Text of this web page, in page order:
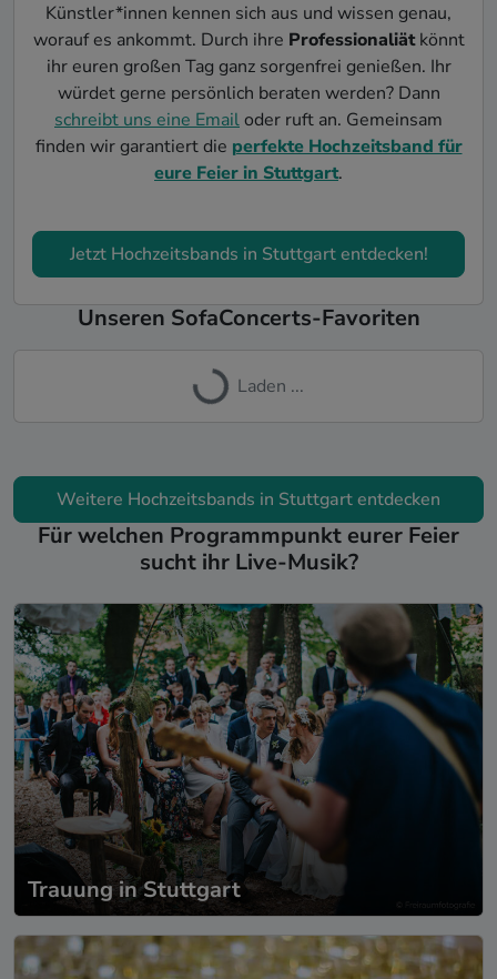
Künstler*innen kennen sich aus und wissen genau,
worauf es ankommt. Durch ihre Professionaliätkönnt
ihr euren großen Tag ganz sorgenfrei genießen. Ihr
würdet gerne persönlich beraten werden? Dann
schreibt uns eine Emailoder ruft an. Gemeinsam
finden wir garantiert die perfekte Hochzeitsband für
eure Feier in Stuttgart.
Jetzt Hochzeitsbands in Stuttgart entdecken!
Unseren SofaConcerts-Favoriten
Laden ...
Weitere Hochzeitsbands in Stuttgart entdecken
Für welchen Programmpunkt eurer Feier
sucht ihr Live-Musik?
Trauung in Stuttgart